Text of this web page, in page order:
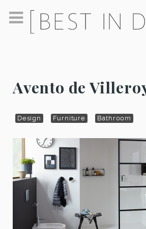
Avento de
Design Furniture Bathroom